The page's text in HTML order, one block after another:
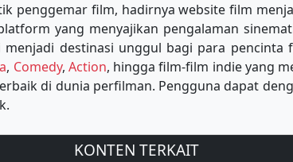
penggemar film, hadirnya website film
yang menyajikan pengalaman
destinasi unggul bagi para pencinta
, Comedy, Action, hingga film-film indie yang
di dunia perfilman. Pengguna dapat
KONTEN TERKAIT